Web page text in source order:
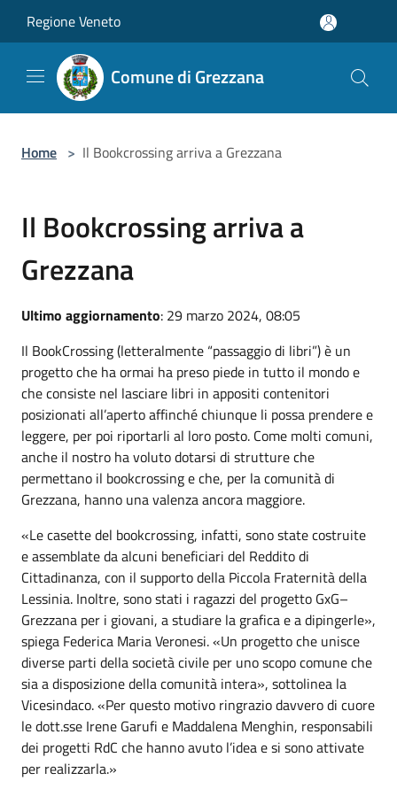
Regione Veneto
Comune di Grezzana
Home > Il Bookcrossing arriva a Grezzana
Il Bookcrossing arriva a
Grezzana
Ultimo aggiornamento: 29 marzo 2024, 08:05
Il BookCrossing (letteralmente “passaggio di libri”) è un
progetto che ha ormai ha preso piede in tutto il mondo e
che consiste nel lasciare libri in appositi contenitori
posizionati all’aperto affinché chiunque li possa prendere e
leggere, per poi riportarli al loro posto. Come molti comuni,
anche il nostro ha voluto dotarsi di strutture che
permettano il bookcrossing e che, per la comunità di
Grezzana, hanno una valenza ancora maggiore.
«Le casette del bookcrossing, infatti, sono state costruite
e assemblate da alcuni beneficiari del Reddito di
Cittadinanza, con il supporto della Piccola Fraternità della
Lessinia. Inoltre, sono stati i ragazzi del progetto GxG–
Grezzana per i giovani, a studiare la grafica e a dipingerle»,
spiega Federica Maria Veronesi. «Un progetto che unisce
diverse parti della società civile per uno scopo comune che
sia a disposizione della comunità intera», sottolinea la
Vicesindaco. «Per questo motivo ringrazio davvero di cuore
le dott.sse Irene Garufi e Maddalena Menghin, responsabili
dei progetti RdC che hanno avuto l’idea e si sono attivate
per realizzarla.»